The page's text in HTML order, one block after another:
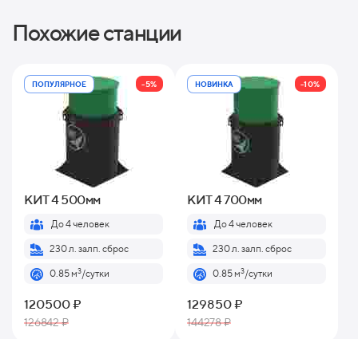
Похожие станции
ПОПУЛЯРНОЕ -5%
КИТ 4 500мм
До 4 человек
230 л. залп. сброс
0.85 м3/сутки
120500 ₽
126842 ₽
НОВИНКА -10%
КИТ 4 700мм
До 4 человек
230 л. залп. сброс
0.85 м3/сутки
129850 ₽
144278 ₽